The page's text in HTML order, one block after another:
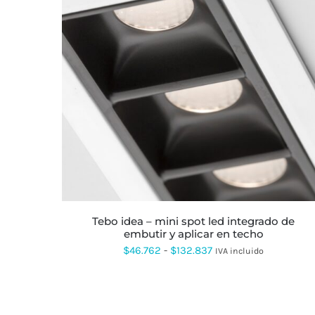
PRODUCTO
MÚLTIPLES
VARIANTES.
LAS
PUEDEN
ELEGIR
PÁGINA
DE
PRODUCTO
tebo idea – mini spot led integrado de
embutir y aplicar en techo
$46.762 - $132.837Rango
IVA incluido